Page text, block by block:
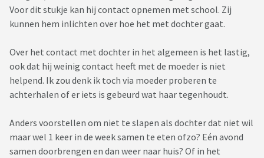
Voor dit stukje kan hij contact opnemen met school. Zij
kunnen hem inlichten over hoe het met dochter gaat.
Over het contact met dochter in het algemeen is het lastig,
ook dat hij weinig contact heeft met de moeder is niet
helpend. Ik zou denk ik toch via moeder proberen te
achterhalen of er iets is gebeurd wat haar tegenhoudt.
Anders voorstellen om niet te slapen als dochter dat niet wil
maar wel 1 keer in de week samen te eten ofzo? Eén avond
samen doorbrengen en dan weer naar huis? Of in het